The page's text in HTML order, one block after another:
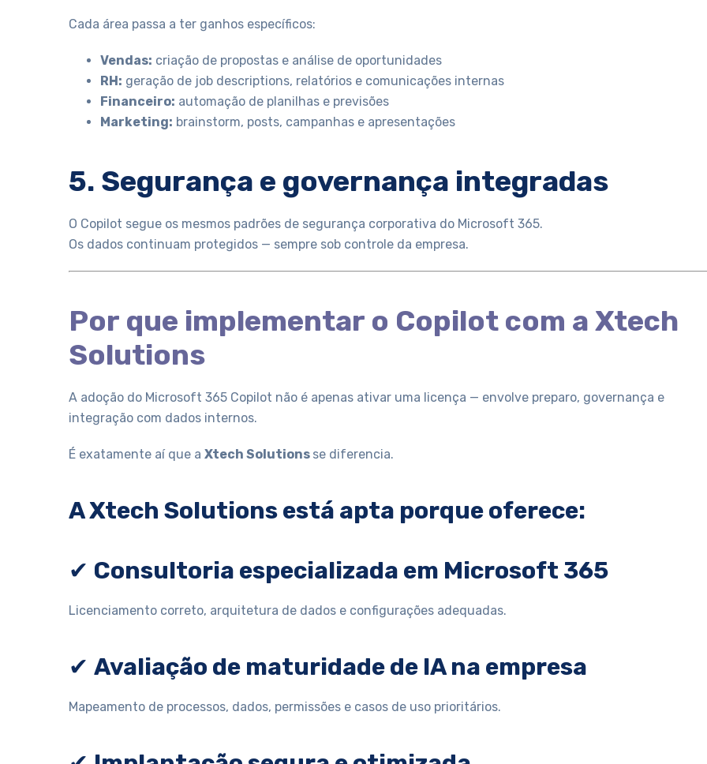
Cada área passa a ter ganhos específicos:
Vendas: criação de propostas e análise de oportunidades
RH: geração de job descriptions, relatórios e comunicações internas
Financeiro: automação de planilhas e previsões
Marketing: brainstorm, posts, campanhas e apresentações
5. Segurança e governança integradas
O Copilot segue os mesmos padrões de segurança corporativa do Microsoft 365.
Os dados continuam protegidos — sempre sob controle da empresa.
Por que implementar o Copilot com a Xtech
Solutions
A adoção do Microsoft 365 Copilot não é apenas ativar uma licença — envolve preparo, governança e
integração com dados internos.
É exatamente aí que a Xtech Solutions se diferencia.
A Xtech Solutions está apta porque oferece:
✔ Consultoria especializada em Microsoft 365
Licenciamento correto, arquitetura de dados e configurações adequadas.
✔ Avaliação de maturidade de IA na empresa
Mapeamento de processos, dados, permissões e casos de uso prioritários.